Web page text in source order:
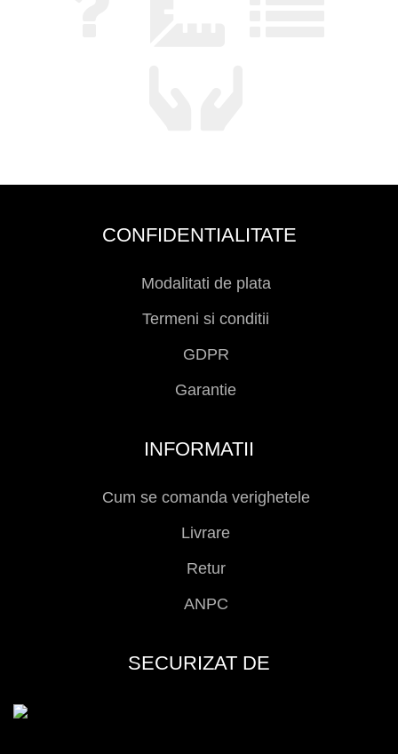
CONFIDENTIALITATE
Modalitati de plata
Termeni si conditii
GDPR
Garantie
INFORMATII
Cum se comanda verighetele
Livrare
Retur
ANPC
SECURIZAT DE